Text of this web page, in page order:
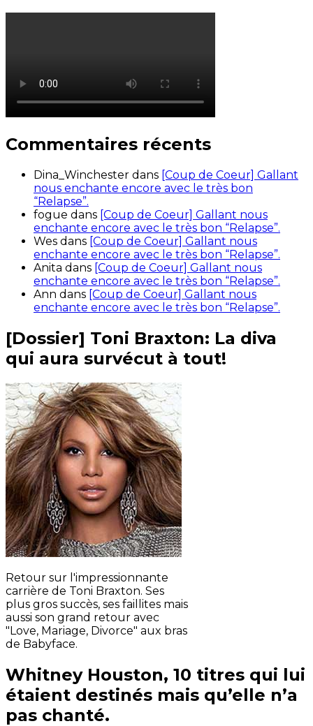
Commentaires récents
Dina_Winchester dans [Coup de Coeur] Gallant
nous enchante encore avec le très bon
“Relapse”.
fogue dans [Coup de Coeur] Gallant nous
enchante encore avec le très bon “Relapse”.
Wes dans [Coup de Coeur] Gallant nous
enchante encore avec le très bon “Relapse”.
Anita dans [Coup de Coeur] Gallant nous
enchante encore avec le très bon “Relapse”.
Ann dans [Coup de Coeur] Gallant nous
enchante encore avec le très bon “Relapse”.
[Dossier] Toni Braxton: La diva
qui aura survécut à tout!
Retour sur l'impressionnante
carrière de Toni Braxton. Ses
plus gros succès, ses faillites mais
aussi son grand retour avec
"Love, Mariage, Divorce" aux bras
de Babyface.
Whitney Houston, 10 titres qui lui
étaient destinés mais qu’elle n’a
pas chanté.